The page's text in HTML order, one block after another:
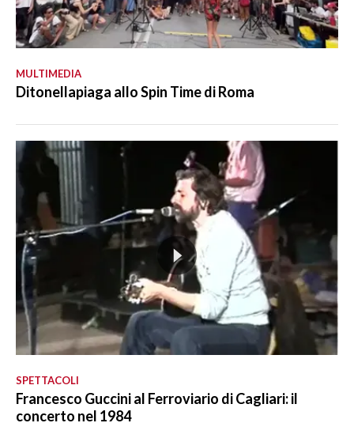
MULTIMEDIA
Ditonellapiaga allo Spin Time di Roma
SPETTACOLI
Francesco Guccini al Ferroviario di Cagliari: il
concerto nel 1984